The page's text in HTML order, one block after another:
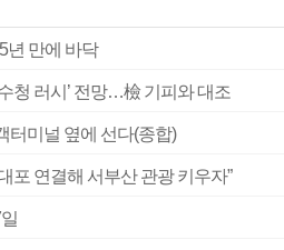
년 만에 바닥
청 러시’ 전망…檢 기피와 대조
터미널 옆에 선다(종합)
포 연결해 서부산 관광 키우자”